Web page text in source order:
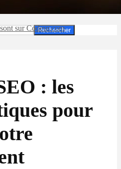
Rechercher
sur Codeur.com
: les
pour